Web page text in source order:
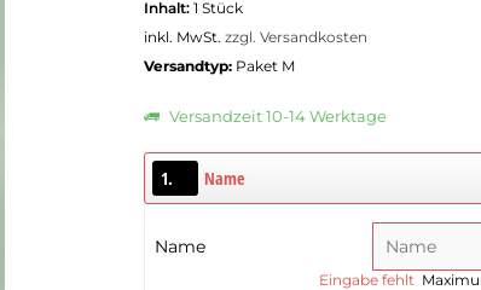
Inhalt: 1 Stück
inkl. MwSt. zzgl. Versandkosten
Versandtyp: Paket M
Versandzeit 10-14 Werktage
1. Name
Name
Eingabe fehlt